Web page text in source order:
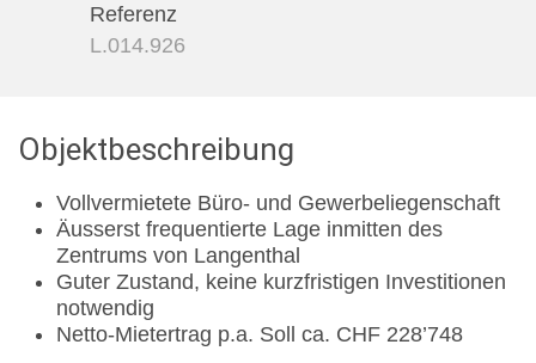
Referenz
L.014.926
Objektbeschreibung
Vollvermietete Büro- und Gewerbeliegenschaft
Äusserst frequentierte Lage inmitten des
Zentrums von Langenthal
Guter Zustand, keine kurzfristigen Investitionen
notwendig
Netto-Mietertrag p.a. Soll ca. CHF 228’748